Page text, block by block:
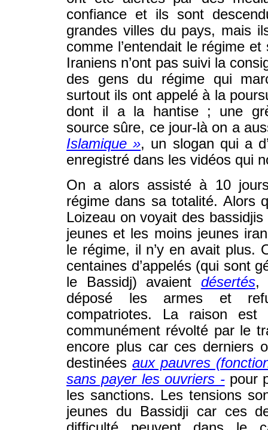
confiance et ils sont
grandes villes du pays, mais
comme l’entendait le régime
Iraniens n’ont pas suivi la
des gens du régime qui
surtout ils ont appelé à la
dont il a la hantise ; une
source sûre, ce jour-là on a
Islamique », un slogan qui a
enregistré dans les vidéos qui
On a alors assisté à 10
régime dans sa totalité. Alors
Loizeau on voyait des
jeunes et les moins jeunes
le régime, il n’y en avait plus.
centaines d’appelés (qui sont
le Bassidj) avaient désertés,
déposé les armes et
compatriotes. La raison est
communément révolté par le
encore plus car ces derniers
destinées aux pauvres
sans payer les ouvriers -pour
les sanctions. Les tensions
jeunes du Bassidji car ces